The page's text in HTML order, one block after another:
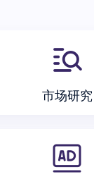
市场研究